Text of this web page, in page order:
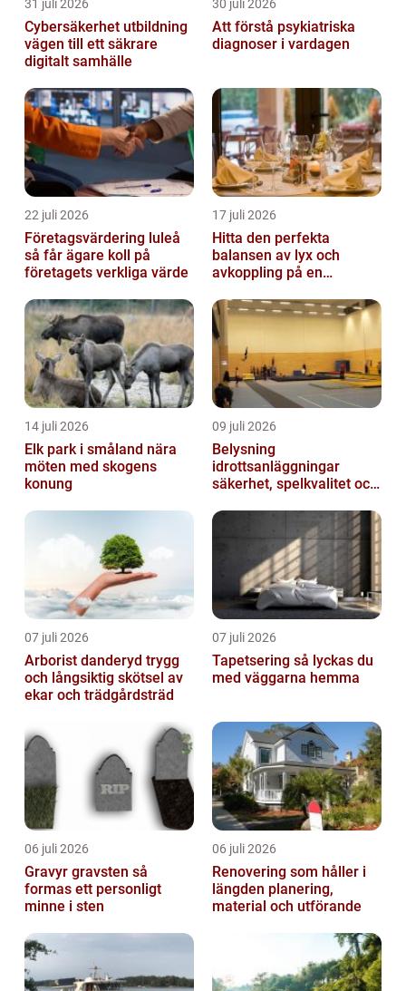
31 juli 2026
Cybersäkerhet utbildning
vägen till ett säkrare
digitalt samhälle
30 juli 2026
Att förstå psykiatriska
diagnoser i vardagen
22 juli 2026
Företagsvärdering luleå
så får ägare koll på
företagets verkliga värde
17 juli 2026
Hitta den perfekta
balansen av lyx och
avkoppling på en
Östermalm
14 juli 2026
Elk park i småland nära
möten med skogens
konung
09 juli 2026
Belysning
idrottsanläggningar
säkerhet, spelkvalitet och
07 juli 2026
Arborist danderyd trygg
och långsiktig skötsel av
ekar och trädgårdsträd
07 juli 2026
Tapetsering så lyckas du
med väggarna hemma
06 juli 2026
Gravyr gravsten så
formas ett personligt
minne i sten
06 juli 2026
Renovering som håller i
längden planering,
material och utförande